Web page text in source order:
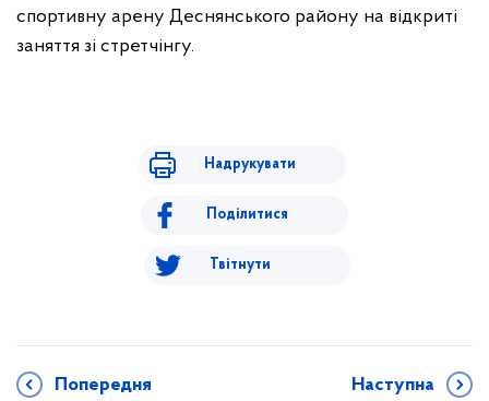
спортивну арену Деснянського району на відкриті
заняття зі стретчінгу.
Надрукувати
Поділитися
Твітнути
Попередня Наступна